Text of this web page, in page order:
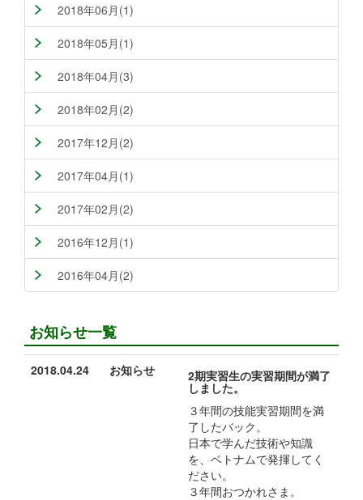
2018年06月(1)
2018年05月(1)
2018年04月(3)
2018年02月(2)
2017年12月(2)
2017年04月(1)
2017年02月(2)
2016年12月(1)
2016年04月(2)
お知らせ一覧
2018.04.24 お知らせ 2期実習生の実習期間が満了
しました。
３年間の技能実習期間を満
了したバック。
日本で学んだ技術や知識
を、ベトナムで発揮してく
ださい。
３年間おつかれさま。